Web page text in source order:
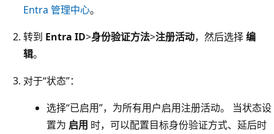
Entra 管理中心。
转到 Entra ID>身份验证方法>注册活动，然后选择编
辑。
对于“状态”：
选择“已启用”，为所有用户启用注册活动。 当状态设
置为 启用 时，可以配置目标身份验证方式、延后时